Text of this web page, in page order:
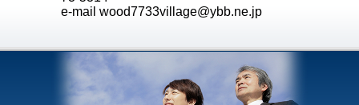
e-mail wood7733village@ybb.ne.jp